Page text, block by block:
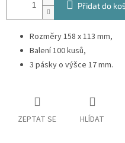
Přidat do
Rozměry 158 x 113 mm,
Balení 100 kusů,
3 pásky o výšce 17 mm.
ZEPTAT SE HLÍDAT